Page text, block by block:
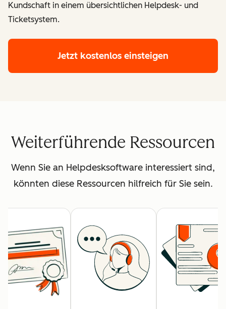
Kundschaft in einem übersichtlichen Helpdesk- und
Ticketsystem.
Jetzt kostenlos einsteigen
Weiterführende Ressourcen
Wenn Sie an Helpdesksoftware interessiert sind,
könnten diese Ressourcen hilfreich für Sie sein.